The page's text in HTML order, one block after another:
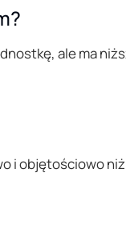
ale ma
objętościowo